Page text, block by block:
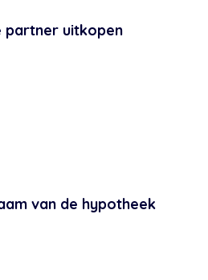
partner uitkopen
van de hypotheek